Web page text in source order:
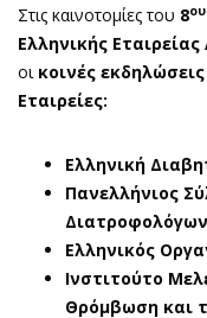
Στις καινοτομίες του 8ου
Ελληνικής
οι κοινές εκδηλώσεις
Εταιρείες:
Ελληνική
Πανελλήνιος
Ελληνικός
Ινστιτούτο
Θρόμβωση και